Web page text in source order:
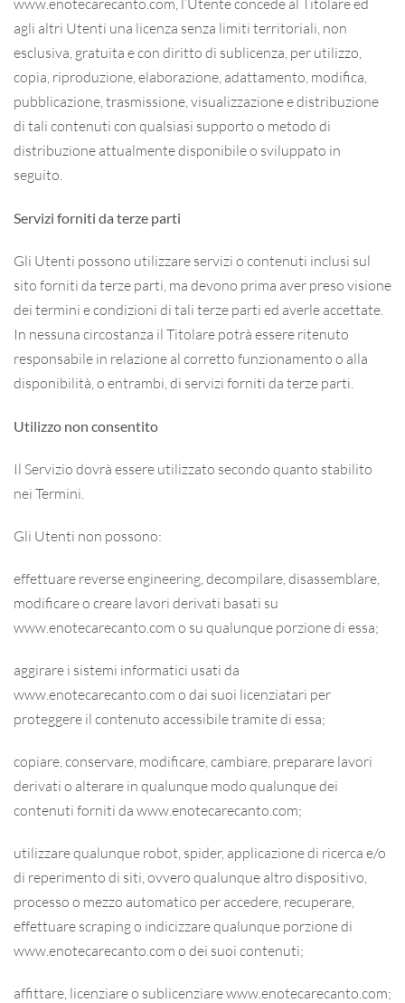
www.enotecarecanto.com, l’Utente concede al Titolare ed
agli altri Utenti una licenza senza limiti territoriali, non
esclusiva, gratuita e con diritto di sublicenza, per utilizzo,
copia, riproduzione, elaborazione, adattamento, modifica,
pubblicazione, trasmissione, visualizzazione e distribuzione
di tali contenuti con qualsiasi supporto o metodo di
distribuzione attualmente disponibile o sviluppato in
seguito.
Servizi forniti da terze parti
Gli Utenti possono utilizzare servizi o contenuti inclusi sul
sito forniti da terze parti, ma devono prima aver preso visione
dei termini e condizioni di tali terze parti ed averle accettate.
In nessuna circostanza il Titolare potrà essere ritenuto
responsabile in relazione al corretto funzionamento o alla
disponibilità, o entrambi, di servizi forniti da terze parti.
Utilizzo non consentito
Il Servizio dovrà essere utilizzato secondo quanto stabilito
nei Termini.
Gli Utenti non possono:
effettuare reverse engineering, decompilare, disassemblare,
modificare o creare lavori derivati basati su
www.enotecarecanto.com o su qualunque porzione di essa;
aggirare i sistemi informatici usati da
www.enotecarecanto.com o dai suoi licenziatari per
proteggere il contenuto accessibile tramite di essa;
copiare, conservare, modificare, cambiare, preparare lavori
derivati o alterare in qualunque modo qualunque dei
contenuti forniti da www.enotecarecanto.com;
utilizzare qualunque robot, spider, applicazione di ricerca e/o
di reperimento di siti, ovvero qualunque altro dispositivo,
processo o mezzo automatico per accedere, recuperare,
effettuare scraping o indicizzare qualunque porzione di
www.enotecarecanto.com o dei suoi contenuti;
affittare, licenziare o sublicenziare www.enotecarecanto.com;